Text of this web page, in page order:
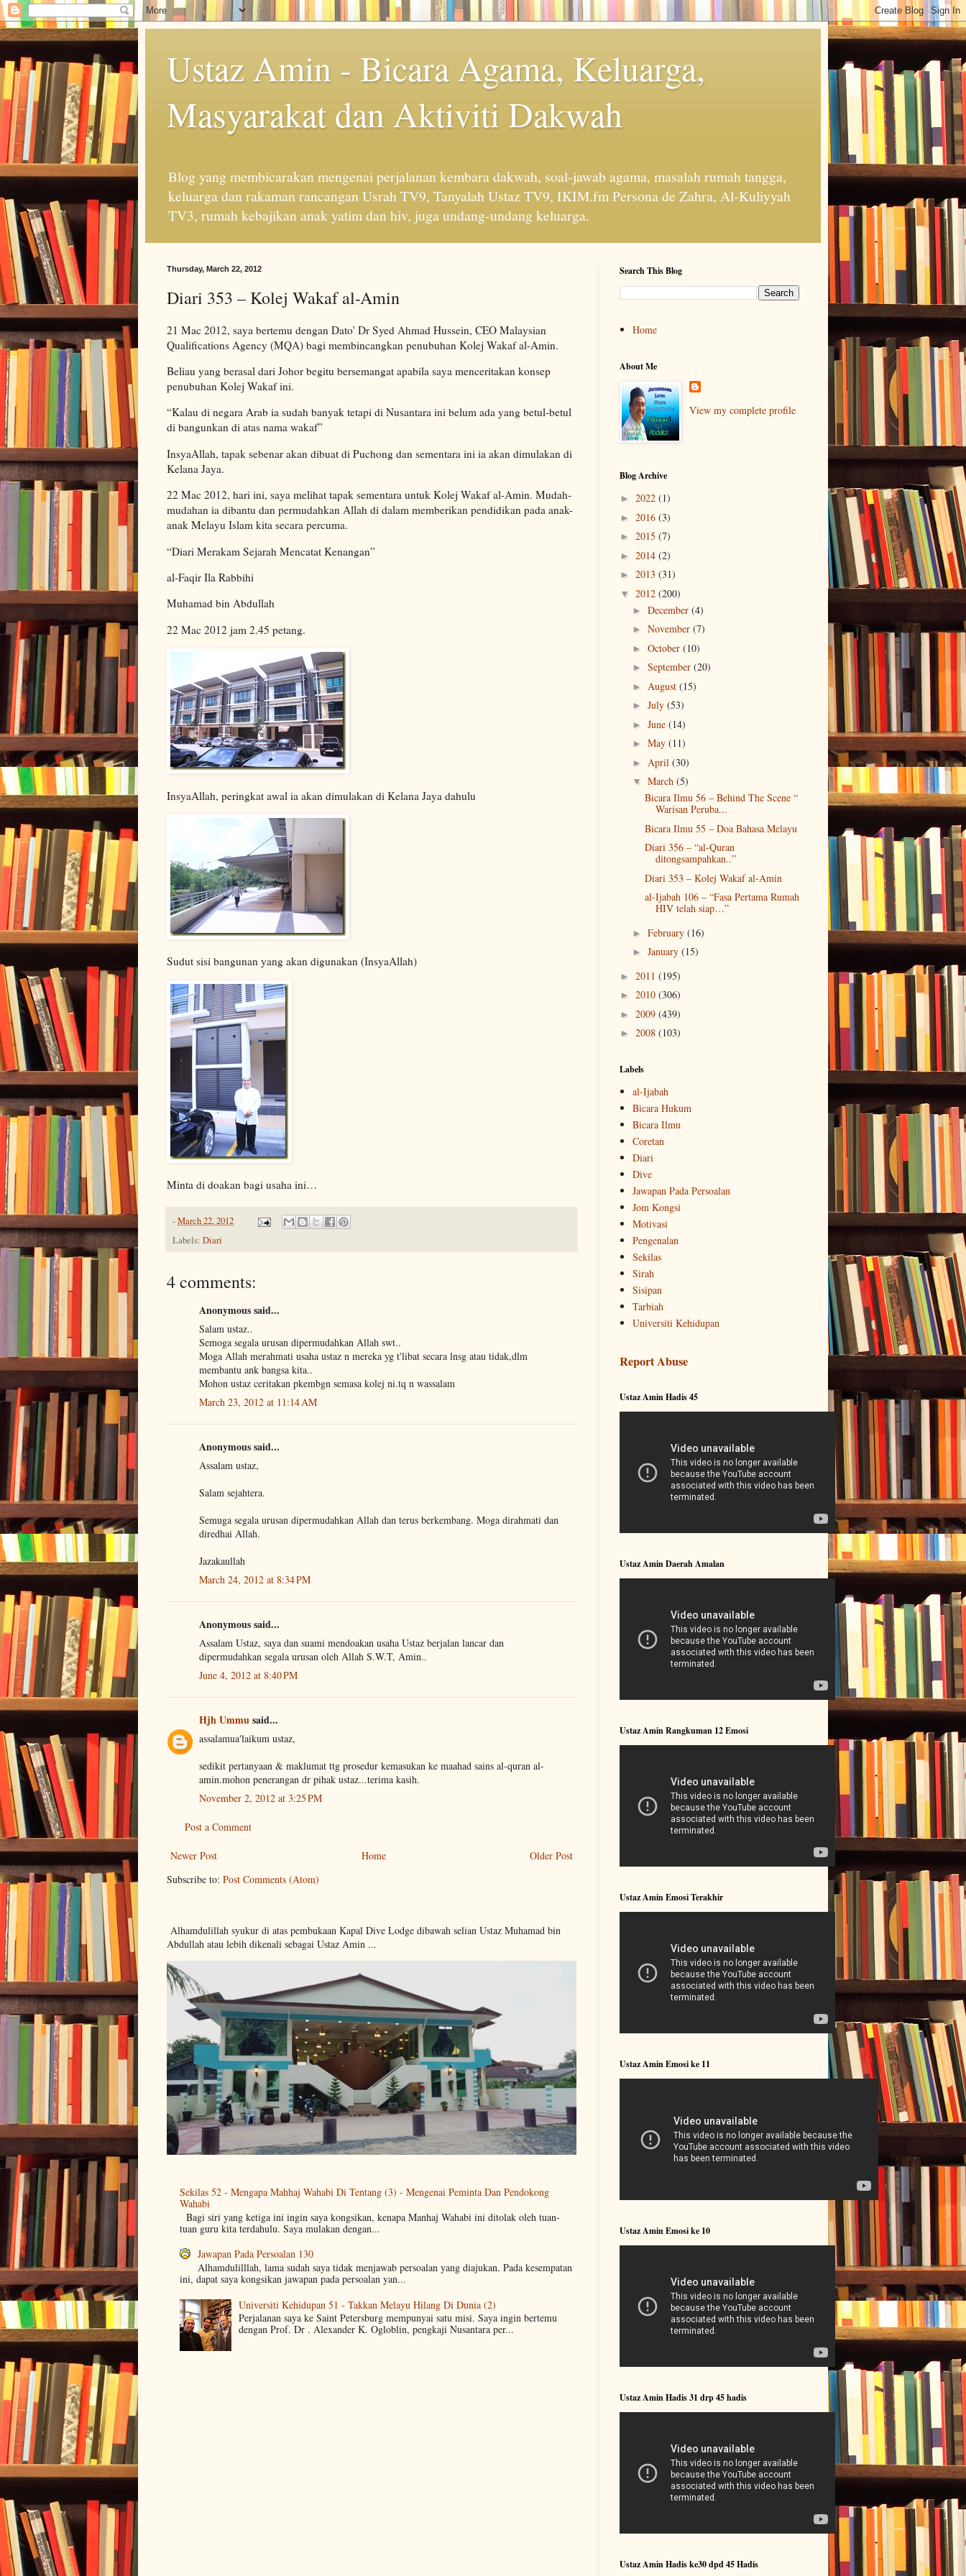
Ustaz Amin - Bicara Agama, Keluarga,
Masyarakat dan Aktiviti Dakwah
Blog yang membicarakan mengenai perjalanan kembara dakwah, soal-jawab agama, masalah rumah tangga,
keluarga dan rakaman rancangan Usrah TV9, Tanyalah Ustaz TV9, IKIM.fm Persona de Zahra, Al-Kuliyyah
TV3, rumah kebajikan anak yatim dan hiv, juga undang-undang keluarga.
Thursday, March 22, 2012
Diari 353 – Kolej Wakaf al-Amin
21 Mac 2012, saya bertemu dengan Dato' Dr Syed Ahmad Hussein, CEO Malaysian
Qualifications Agency (MQA) bagi membincangkan penubuhan Kolej Wakaf al-Amin.
Beliau yang berasal dari Johor begitu bersemangat apabila saya menceritakan konsep
penubuhan Kolej Wakaf ini.
“Kalau di negara Arab ia sudah banyak tetapi di Nusantara ini belum ada yang betul-betul
di bangunkan di atas nama wakaf”
InsyaAllah, tapak sebenar akan dibuat di Puchong dan sementara ini ia akan dimulakan di
Kelana Jaya.
22 Mac 2012, hari ini, saya melihat tapak sementara untuk Kolej Wakaf al-Amin. Mudah-
mudahan ia dibantu dan permudahkan Allah di dalam memberikan pendidikan pada anak-
anak Melayu Islam kita secara percuma.
“Diari Merakam Sejarah Mencatat Kenangan”
al-Faqir Ila Rabbihi
Muhamad bin Abdullah
22 Mac 2012 jam 2.45 petang.
InsyaAllah, peringkat awal ia akan dimulakan di Kelana Jaya dahulu
Sudut sisi bangunan yang akan digunakan (InsyaAllah)
Minta di doakan bagi usaha ini…
-March 22, 2012
Labels: Diari
4 comments:
Anonymous said...
Salam ustaz..
Semoga segala urusan dipermudahkan Allah swt..
Moga Allah merahmati usaha ustaz n mereka yg t'libat secara lnsg atau tidak,dlm
membantu ank bangsa kita..
Mohon ustaz ceritakan pkembgn semasa kolej ni.tq n wassalam
March 23, 2012 at 11:14 AM
Anonymous said...
Assalam ustaz,
Salam sejahtera.
Semuga segala urusan dipermudahkan Allah dan terus berkembang. Moga dirahmati dan
diredhai Allah.
Jazakaullah
March 24, 2012 at 8:34 PM
Anonymous said...
Assalam Ustaz, saya dan suami mendoakan usaha Ustaz berjalan lancar dan
dipermudahkan segala urusan oleh Allah S.W.T, Amin..
June 4, 2012 at 8:40 PM
Hjh Ummusaid...
assalamua'laikum ustaz,
sedikit pertanyaan & maklumat ttg prosedur kemasukan ke maahad sains al-quran al-
amin.mohon penerangan dr pihak ustaz...terima kasih.
November 2, 2012 at 3:25 PM
Post a Comment
Newer Post Older Post
Home
Subscribe to: Post Comments (Atom)
Alhamdulillah syukur di atas pembukaan Kapal Dive Lodge dibawah selian Ustaz Muhamad bin
Abdullah atau lebih dikenali sebagai Ustaz Amin ...
Sekilas 52 - Mengapa Mahhaj Wahabi Di Tentang (3) - Mengenai Peminta Dan Pendokong
Wahabi
Bagi siri yang ketiga ini ingin saya kongsikan, kenapa Manhaj Wahabi ini ditolak oleh tuan-
tuan guru kita terdahulu. Saya mulakan dengan...
Jawapan Pada Persoalan 130
Alhamdulilllah, lama sudah saya tidak menjawab persoalan yang diajukan. Pada kesempatan
ini, dapat saya kongsikan jawapan pada persoalan yan...
Universiti Kehidupan 51 - Takkan Melayu Hilang Di Dunia (2)
Perjalanan saya ke Saint Petersburg mempunyai satu misi. Saya ingin bertemu
dengan Prof. Dr . Alexander K. Ogloblin, pengkaji Nusantara per...
Search This Blog
Home
About Me
View my complete profile
Blog Archive
► 2022 (1)
► 2016 (3)
► 2015 (7)
► 2014 (2)
► 2013 (31)
▼ 2012 (200)
► December (4)
► November (7)
► October (10)
► September (20)
► August (15)
► July (53)
► June (14)
► May (11)
► April (30)
▼ March (5)
Bicara Ilmu 56 – Behind The Scene “
Warisan Peruba...
Bicara Ilmu 55 – Doa Bahasa Melayu
Diari 356 – “al-Quran
ditongsampahkan..”
Diari 353 – Kolej Wakaf al-Amin
al-Ijabah 106 – “Fasa Pertama Rumah
HIV telah siap…”
► February (16)
► January (15)
► 2011 (195)
► 2010 (306)
► 2009 (439)
► 2008 (103)
Labels
al-Ijabah
Bicara Hukum
Bicara Ilmu
Coretan
Diari
Dive
Jawapan Pada Persoalan
Jom Kongsi
Motivasi
Pengenalan
Sekilas
Sirah
Sisipan
Tarbiah
Universiti Kehidupan
Report Abuse
Ustaz Amin Hadis 45
Ustaz Amin Daerah Amalan
Ustaz Amin Rangkuman 12 Emosi
Ustaz Amin Emosi Terakhir
Ustaz Amin Emosi ke 11
Ustaz Amin Emosi ke 10
Ustaz Amin Hadis 31 drp 45 hadis
Ustaz Amin Hadis ke30 dpd 45 Hadis